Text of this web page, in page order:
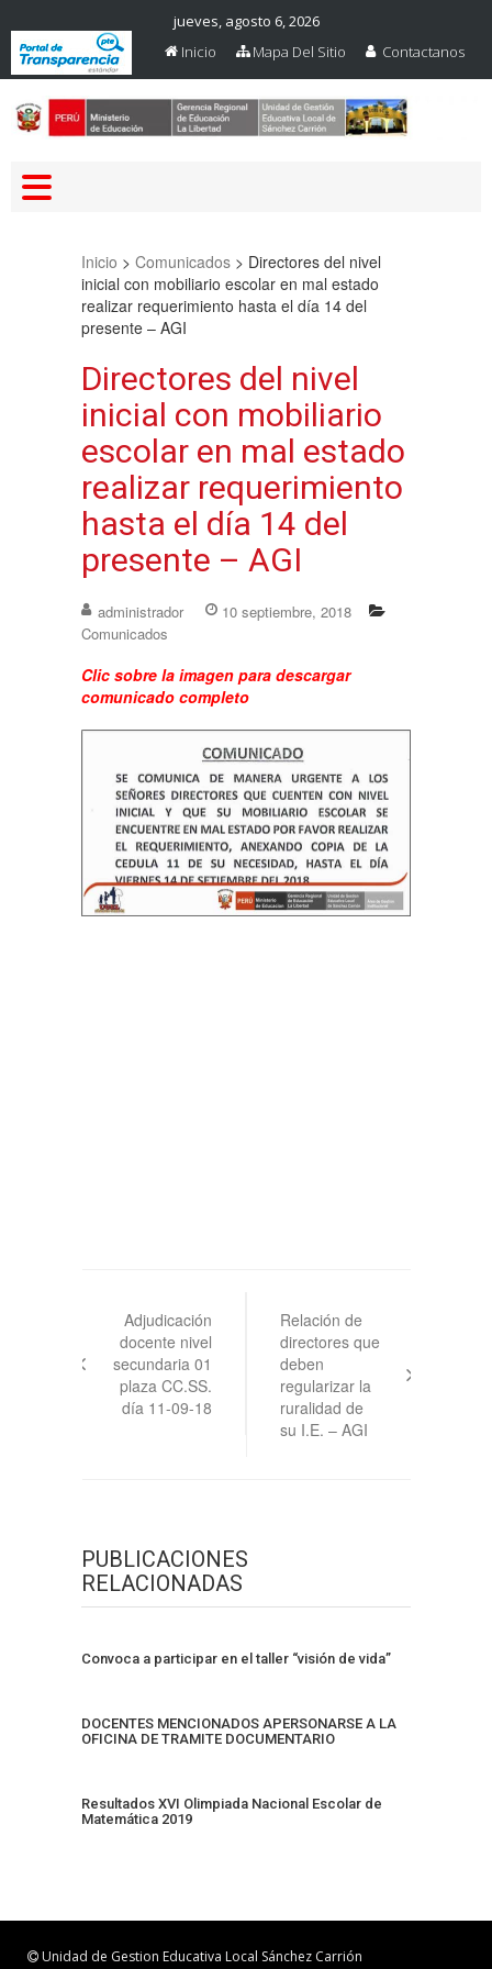
jueves, agosto 6, 2026
Inicio
Mapa Del Sitio Contactanos
Inicio >Comunicados > Directores del nivel
inicial con mobiliario escolar en mal estado
realizar requerimiento hasta el día 14 del
presente – AGI
Directores del nivel
inicial con mobiliario
escolar en mal estado
realizar requerimiento
hasta el día 14 del
presente – AGI
administrador
10 septiembre, 2018
Comunicados
Clic sobre la imagen para descargar
comunicado completo
entradas
Adjudicación
docente nivel
secundaria 01
plaza CC.SS.
día 11-09-18
Relación de
directores que
deben
regularizar la
ruralidad de
su I.E. – AGI
PUBLICACIONES
RELACIONADAS
Convoca a participar en el taller “visión de vida”
DOCENTES MENCIONADOS APERSONARSE A LA
OFICINA DE TRAMITE DOCUMENTARIO
Resultados XVI Olimpiada Nacional Escolar de
Matemática 2019
Unidad de Gestion Educativa Local Sánchez Carrión